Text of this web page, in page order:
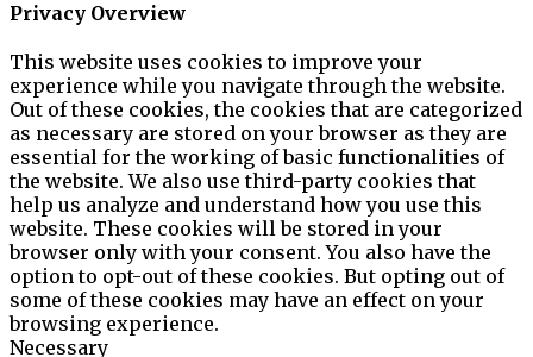
Privacy Overview
This website uses cookies to improve your
experience while you navigate through the website.
Out of these cookies, the cookies that are categorized
as necessary are stored on your browser as they are
essential for the working of basic functionalities of
the website. We also use third-party cookies that
help us analyze and understand how you use this
website. These cookies will be stored in your
browser only with your consent. You also have the
option to opt-out of these cookies. But opting out of
some of these cookies may have an effect on your
browsing experience.
Necessary